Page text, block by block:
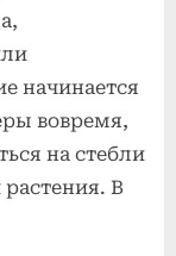
начинается
вовремя,
на стебли
В